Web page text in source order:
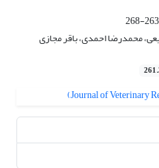
263-268
محمدرضا احمدی، باقر مجازی